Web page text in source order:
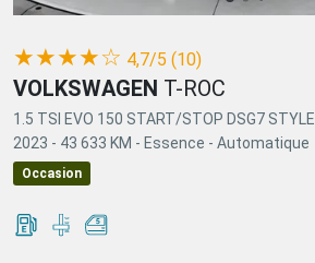
(*)
★
(*)★
(*) ★
(*) ★
(*) ☆ 4,7/5 (10)
VOLKSWAGEN T-ROC
1.5 TSI EVO 150 START/STOP DSG7 STYLE
2023 - 43 633 KM - Essence - Automatique
Occasion